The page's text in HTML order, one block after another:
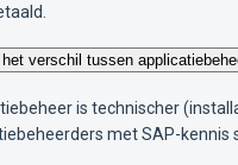
verschil tussen
is technischer
met SAP-kennis